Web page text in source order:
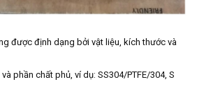
được định dạng bởi vật liệu, kích thước và
phần chất phủ, ví dụ: SS304/PTFE/304, S